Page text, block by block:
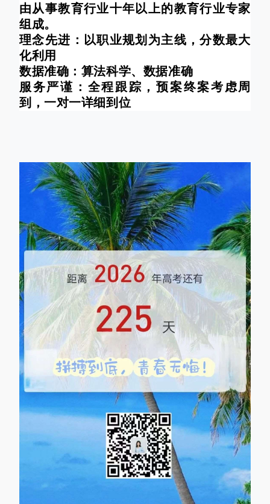
由从事教育行业十年以上的教育行业专家
组成。
理念先进：以职业规划为主线，分数最大
化利用
数据准确：算法科学、数据准确
服务严谨：全程跟踪，预案终案考虑周
到，一对一详细到位